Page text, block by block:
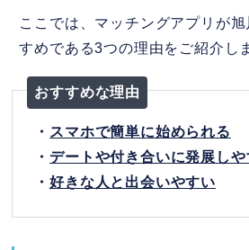
ここでは、マッチングアプリが
すめである3つの理由をご紹介し
おすすめな理由
・ スマホで簡単に始められる
・ デートや付き合いに発展しや
・好きな人と出会いやすい